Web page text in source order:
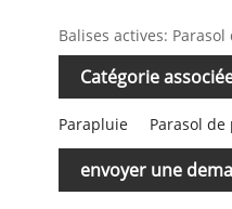
Balises actives:
Catégorie
Parapluie Parasol de
envoyer une